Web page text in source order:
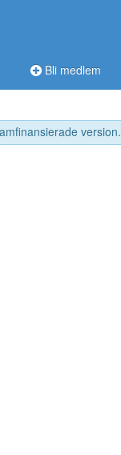
version.
Bli medlem